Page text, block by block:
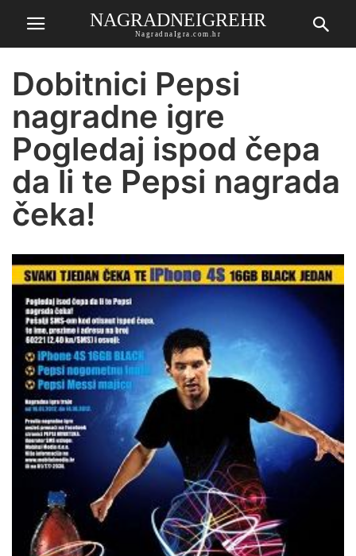
NAGRADNEIGREHR
NagradnaIgra.com.hr
Dobitnici Pepsi
nagradne igre
Pogledaj ispod čepa
da li te Pepsi nagrada
čeka!